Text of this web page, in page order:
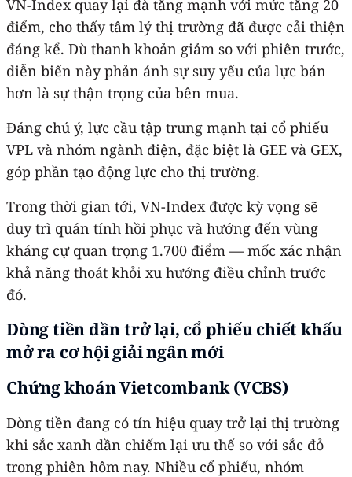
VN-Index quay lại đà tăng mạnh với mức tăng 20
điểm, cho thấy tâm lý thị trường đã được cải thiện
đáng kể. Dù thanh khoản giảm so với phiên trước,
diễn biến này phản ánh sự suy yếu của lực bán
hơn là sự thận trọng của bên mua.
Đáng chú ý, lực cầu tập trung mạnh tại cổ phiếu
VPL và nhóm ngành điện, đặc biệt là GEE và GEX,
góp phần tạo động lực cho thị trường.
Trong thời gian tới, VN-Index được kỳ vọng sẽ
duy trì quán tính hồi phục và hướng đến vùng
kháng cự quan trọng 1.700 điểm — mốc xác nhận
khả năng thoát khỏi xu hướng điều chỉnh trước
đó.
Dòng tiền dần trở lại, cổ phiếu chiết khấu
mở ra cơ hội giải ngân mới
Chứng khoán Vietcombank (VCBS)
Dòng tiền đang có tín hiệu quay trở lại thị trường
khi sắc xanh dần chiếm lại ưu thế so với sắc đỏ
trong phiên hôm nay. Nhiều cổ phiếu, nhóm